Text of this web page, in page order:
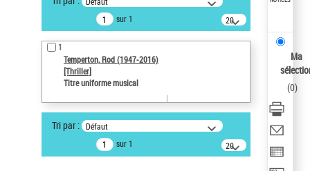
Recherche avancée dans les
notices d’autorité
Œuvres liées à l'auteur :
Temperton, Rod (1947-2016)
Type de notice d'autorité
Œuvre
Auteur d’œuvre
sur 1
20
résultats/page
1
Temperton, Rod (1947-2016)
[Thriller]
Titre uniforme musical
Tri par : Défaut
sur 1
20
résultats/page
Ma
(0)